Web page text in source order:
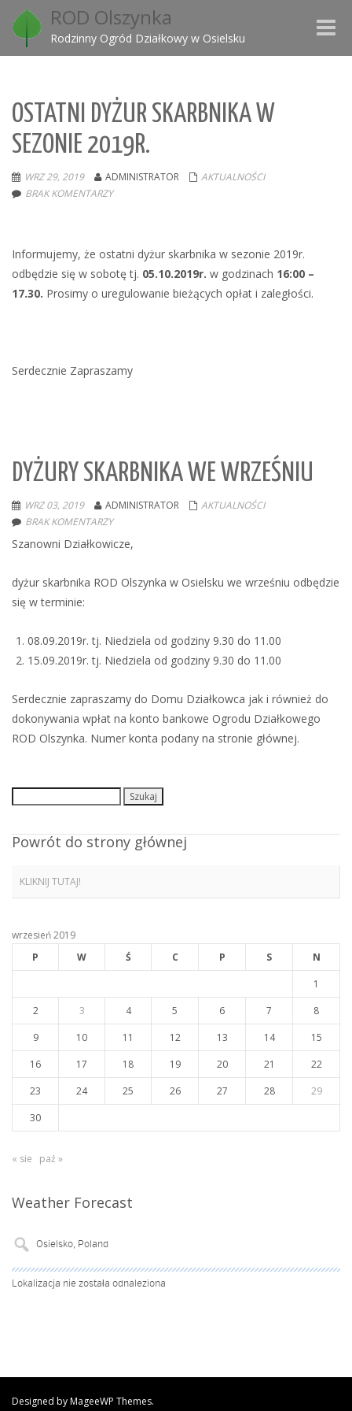
ROD Olszynka
Rodzinny Ogród Działkowy w Osielsku
Toggle
OSTATNI DYŻUR SKARBNIKA W
SEZONIE 2019R.
WRZ 29, 2019 ADMINISTRATOR
AKTUALNOŚCI
BRAK KOMENTARZY
Informujemy, że ostatni dyżur skarbnika w sezonie 2019r.
odbędzie się w sobotę tj. 05.10.2019r. w godzinach 16:00 –
17.30. Prosimy o uregulowanie bieżących opłat i zaległości.
Serdecznie Zapraszamy
DYŻURY SKARBNIKA WE WRZEŚNIU
WRZ 03, 2019 ADMINISTRATOR
AKTUALNOŚCI
BRAK KOMENTARZY
Szanowni Działkowicze,
dyżur skarbnika ROD Olszynka w Osielsku we wrześniu odbędzie
się w terminie:
08.09.2019r. tj. Niedziela od godziny 9.30 do 11.00
15.09.2019r. tj. Niedziela od godziny 9.30 do 11.00
Serdecznie zapraszamy do Domu Działkowca jak i również do
dokonywania wpłat na konto bankowe Ogrodu Działkowego
ROD Olszynka. Numer konta podany na stronie głównej.
Powrót do strony głównej
KLIKNIJ TUTAJ!
wrzesień 2019
P
W Ś C P S
N
1
2
3 4 5 6 7
8
9
10 11 12 13 14
15
16
17 18 19 20 21
22
23
24 25 26 27 28
29
30
« sie paź »
Weather Forecast
Lokalizacja nie została odnaleziona
Designed by MageeWP Themes.